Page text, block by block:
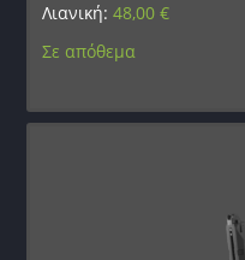
Λιανική:48,00€
Σε απόθεμα